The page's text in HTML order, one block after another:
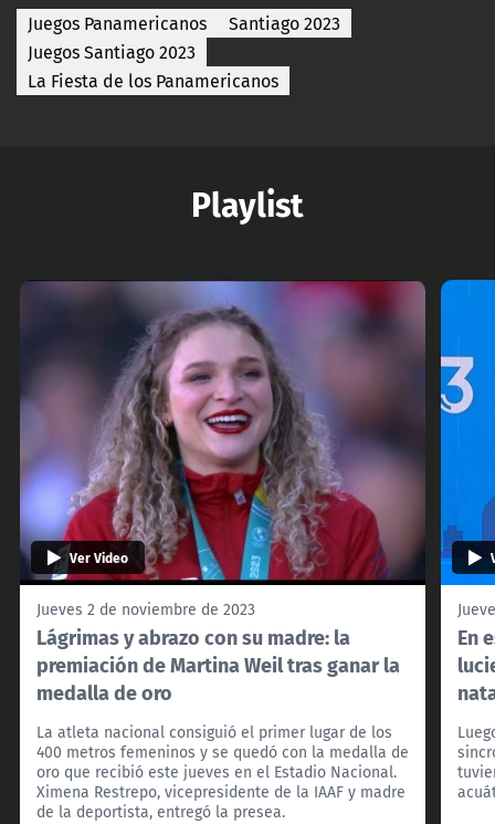
Juegos Panamericanos
Santiago 2023
Juegos Santiago 2023
La Fiesta de los Panamericanos
Playlist
Ver Video
Jueves 2 de noviembre de 2023
Lágrimas y abrazo con su madre: la
premiación de Martina Weil tras ganar la
medalla de oro
La atleta nacional consiguió el primer lugar de los
400 metros femeninos y se quedó con la medalla de
oro que recibió este jueves en el Estadio Nacional.
Ximena Restrepo, vicepresidente de la IAAF y madre
de la deportista, entregó la presea.
En